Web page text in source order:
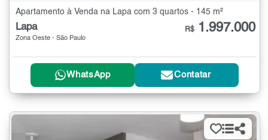
Apartamento à Venda na Lapa com 3 quartos - 145 m²
Lapa
Zona Oeste - São Paulo
R$ 1.997.000
WhatsApp Contatar